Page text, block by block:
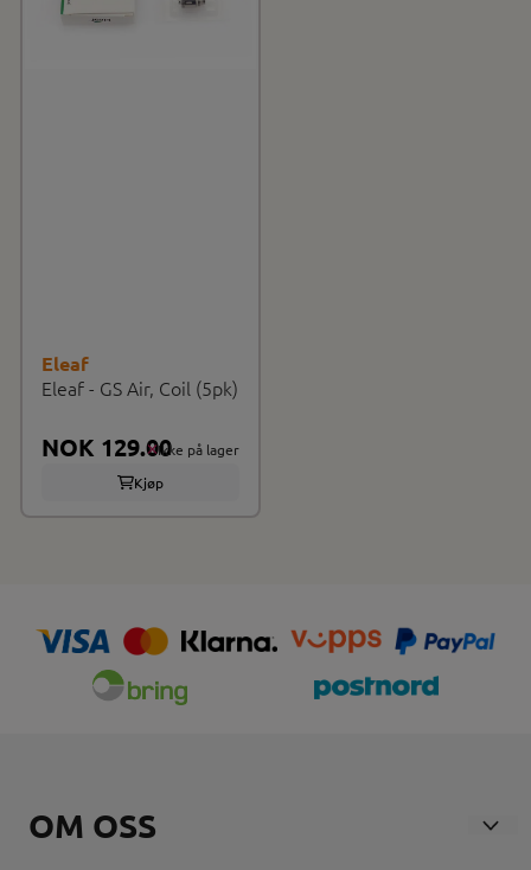
Eleaf
Eleaf - GS Air, Coil (5pk)
NOK 129.00Ikke på lager
Kjøp
OM OSS